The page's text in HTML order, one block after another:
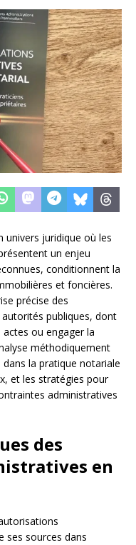
univers juridique où les
un enjeu
conditionnent la
et foncières.
précise des
publiques, dont
actes ou engager la
méthodiquement
la pratique notariale
et les stratégies pour
administratives
des
en
ses sources dans